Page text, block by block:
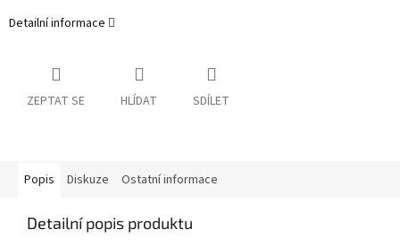
Detailní informace
ZEPTAT SE HLÍDAT SDÍLET
Popis Diskuze Ostatní informace
Detailní popis produktu